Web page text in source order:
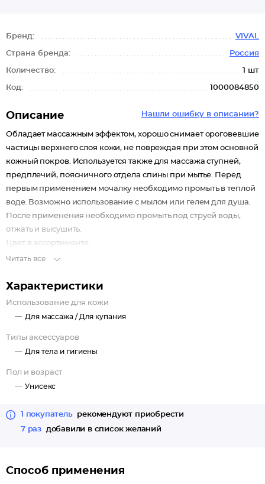
Бренд: VIVAL
Страна бренда: Россия
Количество: 1 шт
Код: 1000084850
Нашли ошибку в описании?
Описание
Обладает массажным эффектом, хорошо снимает ороговевшие
частицы верхнего слоя кожи, не повреждая при этом основной
кожный покров. Используется также для массажа ступней,
предплечий, поясничного отдела спины при мытье. Перед
первым применением мочалку необходимо промыть в теплой
воде. Возможно использование с мылом или гелем для душа.
После применения необходимо промыть под струей воды,
отжать и высушить.
Цвет в ассортименте.
Читать все
Характеристики
Использование для кожи
Для массажа / Для купания
Типы аксессуаров
Для тела и гигиены
Пол и возраст
Унисекс
1 покупатель
рекомендуют приобрести
7 раз
добавили в список желаний
Способ применения